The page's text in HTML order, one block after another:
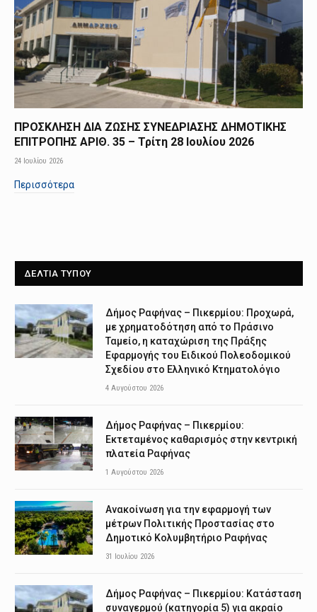
ΠΡΟΣΚΛΗΣΗ ΔΙΑ ΖΩΣΗΣ ΣΥΝΕΔΡΙΑΣΗΣ ΔΗΜΟΤΙΚΗΣ
ΕΠΙΤΡΟΠΗΣ ΑΡΙΘ. 35 – Τρίτη 28 Ιουλίου 2026
24 Ιουλίου 2026
Περισσότερα
ΔΕΛΤΙΑ ΤΥΠΟΥ
Δήμος Ραφήνας – Πικερμίου: Προχωρά,
με χρηματοδότηση από το Πράσινο
Ταμείο, η καταχώριση της Πράξης
Εφαρμογής του Ειδικού Πολεοδομικού
Σχεδίου στο Ελληνικό Κτηματολόγιο
4 Αυγούστου 2026
Δήμος Ραφήνας – Πικερμίου:
Εκτεταμένος καθαρισμός στην κεντρική
πλατεία Ραφήνας
1 Αυγούστου 2026
Ανακοίνωση για την εφαρμογή των
μέτρων Πολιτικής Προστασίας στο
Δημοτικό Κολυμβητήριο Ραφήνας
31 Ιουλίου 2026
Δήμος Ραφήνας – Πικερμίου: Κατάσταση
συναγερμού (κατηγορία 5) για ακραίο